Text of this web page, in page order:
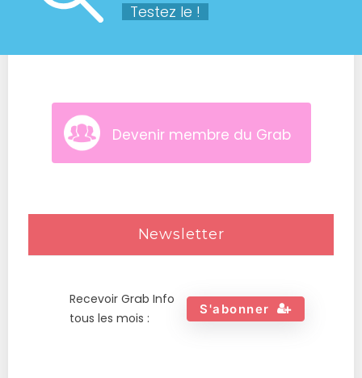
Testez le !
Devenir membre du Grab
Newsletter
Recevoir Grab Info
tous les mois :
S'abonner